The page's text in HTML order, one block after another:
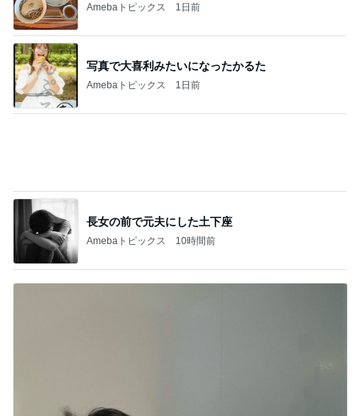
Amebaトピックス 1日前
長女の前で元夫にした土下座
Amebaトピックス 10時間前